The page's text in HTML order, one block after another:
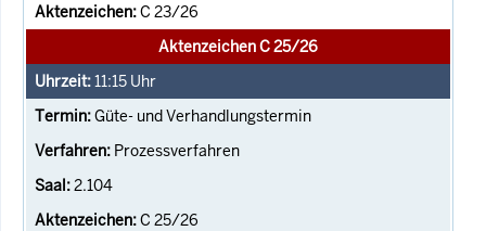
C 23/26
Aktenzeichen C 25/26
11:15 Uhr
Güte- und Verhandlungstermin
Prozessverfahren
2.104
C 25/26